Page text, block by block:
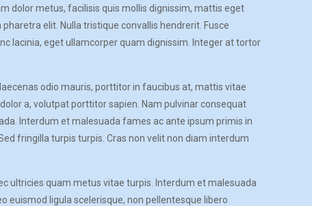
dolor metus, facilisis quis mollis dignissim, mattis eget
elit. Nulla tristique convallis hendrerit. Fusce
lacinia, eget ullamcorper quam dignissim. Integer at tortor
odio mauris, porttitor in faucibus at, mattis vitae
a, volutpat porttitor sapien. Nam pulvinar consequat
Interdum et malesuada fames ac ante ipsum primis in
fringilla turpis turpis. Cras non velit non diam interdum
ultricies quam metus vitae turpis. Interdum et malesuada
euismod ligula scelerisque, non pellentesque libero